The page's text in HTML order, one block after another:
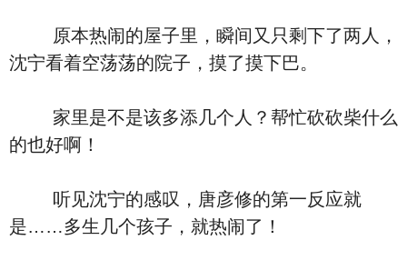
原本热闹的屋子里，瞬间又只剩下了两人，
沈宁看着空荡荡的院子，摸了摸下巴。
家里是不是该多添几个人？帮忙砍砍柴什么
的也好啊！
听见沈宁的感叹，唐彦修的第一反应就
是……多生几个孩子，就热闹了！